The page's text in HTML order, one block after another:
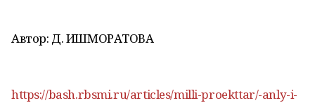
Автор: Д. ИШМОРАТОВА
https://bash.rbsmi.ru/articles/milli-proekttar/-anly-i-